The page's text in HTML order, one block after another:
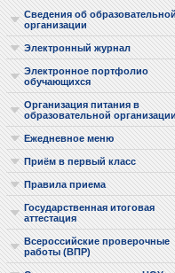
Сведения об
организации
Электронный журнал
Электронное портфолио
обучающихся
Организация питания в
образовательной
Ежедневное меню
Приём в первый класс
Правила приема
Государственная итоговая
аттестация
Всероссийские проверочные
работы (ВПР)